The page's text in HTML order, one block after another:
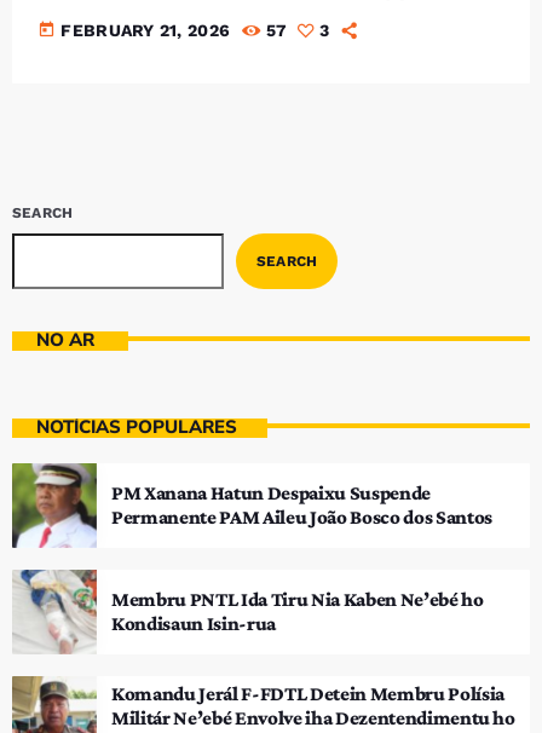
today FEBRUARY 21, 2026 57 3
SEARCH
SEARCH
NO AR
NOTÍCIAS POPULARES
PM Xanana Hatun Despaixu Suspende
Permanente PAM Aileu João Bosco dos Santos
Membru PNTL Ida Tiru Nia Kaben Ne’ebé ho
Kondisaun Isin-rua
Komandu Jerál F-FDTL Detein Membru Polísia
Militár Ne’ebé Envolve iha Dezentendimentu ho